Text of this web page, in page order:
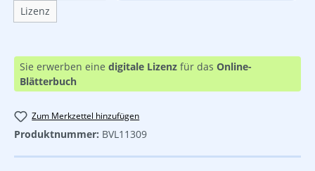
Lizenz
Sie erwerben eine digitale Lizenz für das Online-
Blätterbuch
Zum Merkzettel hinzufügen
Produktnummer: BVL11309